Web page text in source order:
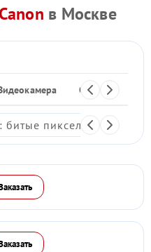
Canon в Москве
Объектив
пиксели,